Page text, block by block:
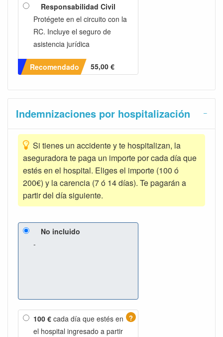
Responsabilidad Civil
Protégete en el circuito con la
RC. Incluye el seguro de
asistencia jurídica
Recomendado 55,00 €
Indemnizaciones por hospitalización
Si tienes un accidente y te hospitalizan, la
aseguradora te paga un importe por cada día que
estés en el hospital. Eliges el importe (100 ó
200€) y la carencia (7 ó 14 días). Te pagarán a
partir del día siguiente.
No incluido
-
100 €cada día que estés en
el hospital ingresado a partir
?